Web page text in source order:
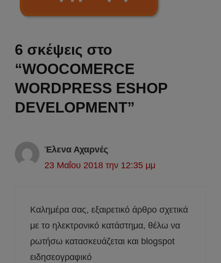
6 σκέψεις στο
“WOOCOMERCE
WORDPRESS ESHOP
DEVELOPMENT”
Έλενα Αχαρνές
23 Μαΐου 2018 την 12:35 μμ
Καλημέρα σας, εξαιρετικό άρθρο σχετικά
με το ηλεκτρονικό κατάστημα, θέλω να
ρωτήσω κατασκευάζεται και blogspot
ειδησεογραφικό